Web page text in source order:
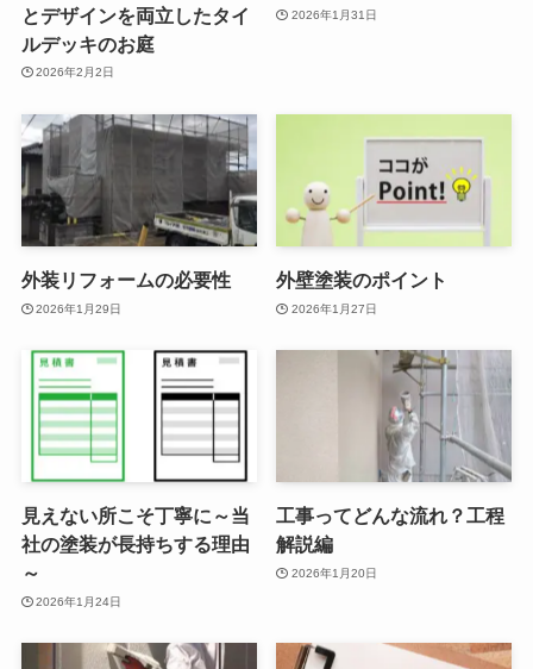
とデザインを両立したタイ
ルデッキのお庭
2026年2月2日
2026年1月31日
外装リフォームの必要性
2026年1月29日
外壁塗装のポイント
2026年1月27日
見えない所こそ丁寧に～当
社の塗装が長持ちする理由
～
2026年1月24日
工事ってどんな流れ？工程
解説編
2026年1月20日